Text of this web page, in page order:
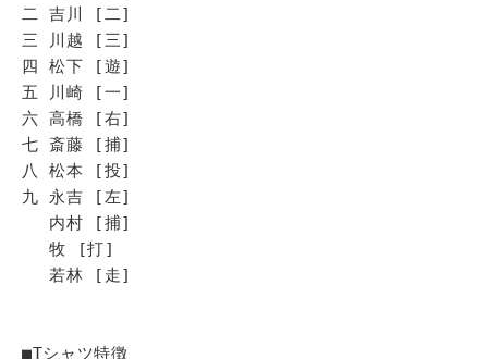
二 吉川 [二]
三 川越 [三]
四 松下 [遊]
五 川崎 [一]
六 高橋 [右]
七 斎藤 [捕]
八 松本 [投]
九 永吉 [左]
内村 [捕]
牧 [打]
若林 [走]
■Tシャツ特徴